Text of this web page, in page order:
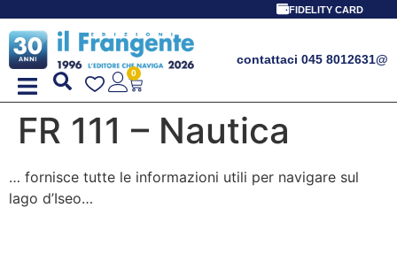
FIDELITY CARD
contattaci 045 8012631@
0
FR 111 – Nautica
… fornisce tutte le informazioni utili per navigare sul
lago d’Iseo…